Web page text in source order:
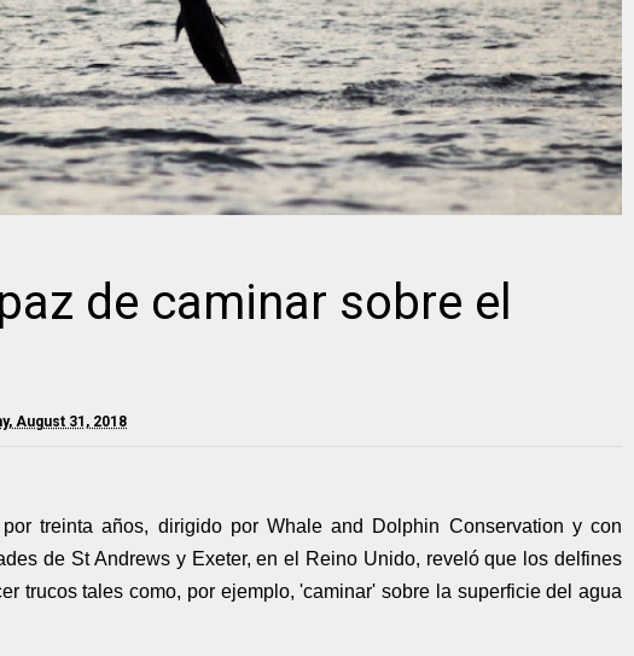
de caminar sobre el
August 31, 2018
treinta años, dirigido por Whale and Dolphin Conservation y con
de St Andrews y Exeter, en el Reino Unido, reveló que los delfines
trucos tales como, por ejemplo, 'caminar' sobre la superficie del agua